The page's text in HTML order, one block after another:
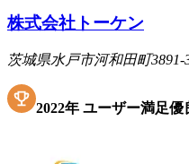
株式会社トーケン
茨城県水戸市河和田町3891-
2022年 ユーザー満足優